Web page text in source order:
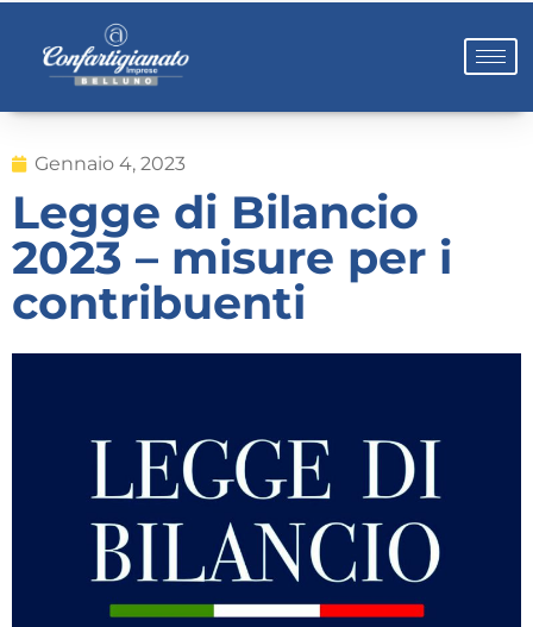
Gennaio 4, 2023
Legge di Bilancio
2023 – misure per i
contribuenti